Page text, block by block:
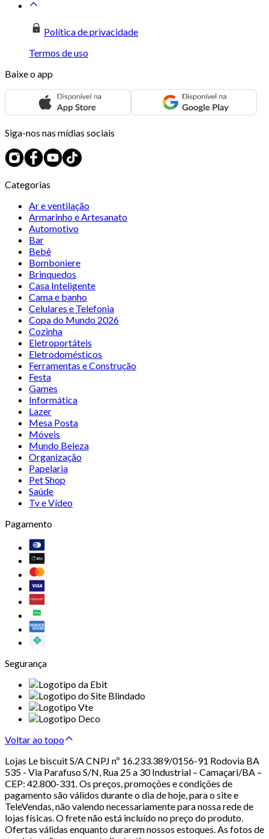
Política de privacidade
Termos de uso
Baixe o app
Siga-nos nas mídias sociais
Categorias
Ar e ventilação
Armarinho e Artesanato
Automotivo
Bar
Bebê
Bomboniere
Brinquedos
Casa Inteligente
Cama e banho
Celulares e Telefonia
Copa do Mundo 2026
Cozinha
Eletroportáteis
Eletrodomésticos
Ferramentas e Construção
Festa
Games
Informática
Lazer
Mesa Posta
Móveis
Mundo Beleza
Organização
Papelaria
Pet Shop
Saúde
Tv e Vídeo
Pagamento
Segurança
Voltar ao topo
Lojas Le biscuit S/A CNPJ nº 16.233.389/0156-91 Rodovia BA
535 - Via Parafuso S/N, Rua 25 a 30 Industrial – Camaçari/BA –
CEP: 42.800-331. Os preços, promoções e condições de
pagamento são válidos durante o dia de hoje, para o site e
TeleVendas, não valendo necessariamente para nossa rede de
lojas físicas. O frete não está incluído no preço do produto.
Ofertas válidas enquanto durarem nossos estoques. As fotos de